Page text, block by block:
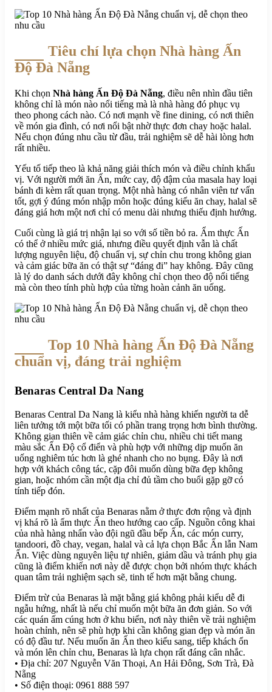
Tiêu chí lựa chọn Nhà hàng Ấn
Độ Đà Nẵng
Khi chọn Nhà hàng Ấn Độ Đà Nẵng, điều nên nhìn đầu tiên
không chỉ là món nào nổi tiếng mà là nhà hàng đó phục vụ
theo phong cách nào. Có nơi mạnh về fine dining, có nơi thiên
về món gia đình, có nơi nổi bật nhờ thực đơn chay hoặc halal.
Nếu chọn đúng nhu cầu từ đầu, trải nghiệm sẽ dễ hài lòng hơn
rất nhiều.
Yếu tố tiếp theo là khả năng giải thích món và điều chỉnh khẩu
vị. Với người mới ăn Ấn, mức cay, độ đậm của masala hay loại
bánh đi kèm rất quan trọng. Một nhà hàng có nhân viên tư vấn
tốt, gợi ý đúng món nhập môn hoặc đúng kiểu ăn chay, halal sẽ
đáng giá hơn một nơi chỉ có menu dài nhưng thiếu định hướng.
Cuối cùng là giá trị nhận lại so với số tiền bỏ ra. Ẩm thực Ấn
có thể ở nhiều mức giá, nhưng điều quyết định vẫn là chất
lượng nguyên liệu, độ chuẩn vị, sự chỉn chu trong không gian
và cảm giác bữa ăn có thật sự “đáng đi” hay không. Đây cũng
là lý do danh sách dưới đây không chỉ chọn theo độ nổi tiếng
mà còn theo tính phù hợp của từng hoàn cảnh ăn uống.
Top 10 Nhà hàng Ấn Độ Đà Nẵng
chuẩn vị, đáng trải nghiệm
Benaras Central Da Nang
Benaras Central Da Nang là kiểu nhà hàng khiến người ta dễ
liên tưởng tới một bữa tối có phần trang trọng hơn bình thường.
Không gian thiên về cảm giác chỉn chu, nhiều chi tiết mang
màu sắc Ấn Độ cổ điển và phù hợp với những dịp muốn ăn
uống nghiêm túc hơn là ghé nhanh cho no bụng. Đây là nơi
hợp với khách công tác, cặp đôi muốn dùng bữa đẹp không
gian, hoặc nhóm cần một địa chỉ đủ tầm cho buổi gặp gỡ có
tính tiếp đón.
Điểm mạnh rõ nhất của Benaras nằm ở thực đơn rộng và định
vị khá rõ là ẩm thực Ấn theo hướng cao cấp. Nguồn công khai
của nhà hàng nhấn vào đội ngũ đầu bếp Ấn, các món curry,
tandoori, đồ chay, vegan, halal và cả lựa chọn Bắc Ấn lẫn Nam
Ấn. Việc dùng nguyên liệu tự nhiên, giảm dầu và tránh phụ gia
cũng là điểm khiến nơi này dễ được chọn bởi nhóm thực khách
quan tâm trải nghiệm sạch sẽ, tinh tế hơn mặt bằng chung.
Điểm trừ của Benaras là mặt bằng giá không phải kiểu dễ đi
ngẫu hứng, nhất là nếu chỉ muốn một bữa ăn đơn giản. So với
các quán ấm cúng hơn ở khu biển, nơi này thiên về trải nghiệm
hoàn chỉnh, nên sẽ phù hợp khi cần không gian đẹp và món ăn
có độ đầu tư. Nếu muốn ăn Ấn theo kiểu sang, tiếp khách ổn
và món lên chỉn chu, Benaras là lựa chọn rất đáng cân nhắc.
• Địa chỉ: 207 Nguyễn Văn Thoại, An Hải Đông, Sơn Trà, Đà
Nẵng
• Số điện thoại: 0961 888 597